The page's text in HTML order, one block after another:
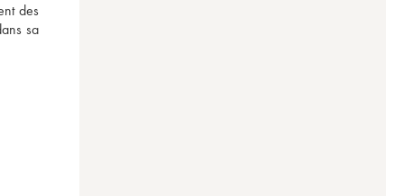
des
sa